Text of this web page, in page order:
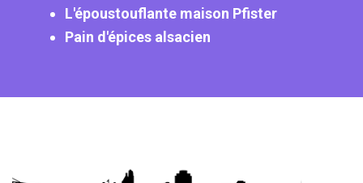
L'époustouflante maison Pfister
Pain d'épices alsacien